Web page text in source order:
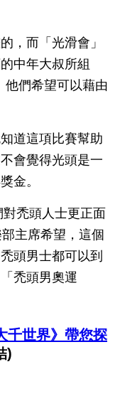
，而「光滑會」
中年大叔所組
他們希望可以藉由
道這項比賽幫助
會覺得光頭是一
金。
禿頭人士更正面
主席希望，這個
頭男士都可以到
禿頭男奧運
千世界》帶您探
)